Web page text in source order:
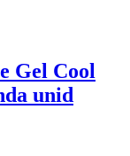
Gel Cool
unid